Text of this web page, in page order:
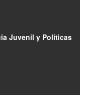
Juvenil y Políticas